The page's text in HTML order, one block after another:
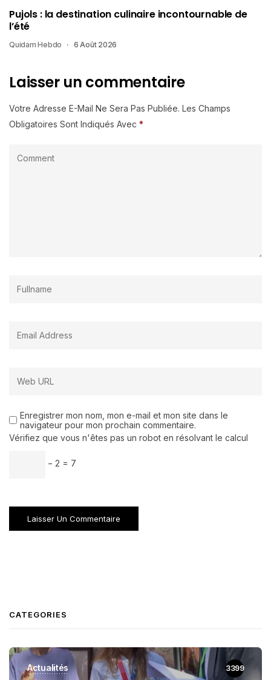
Pujols : la destination culinaire incontournable de
l’été
Quidam Hebdo 6 Août 2026
Laisser un commentaire
Votre Adresse E-Mail Ne Sera Pas Publiée. Les Champs
Obligatoires Sont Indiqués Avec *
Enregistrer mon nom, mon e-mail et mon site dans le
navigateur pour mon prochain commentaire.
Vérifiez que vous n'êtes pas un robot en résolvant le calcul
− 2 = 7
CATEGORIES
Actualités 3399